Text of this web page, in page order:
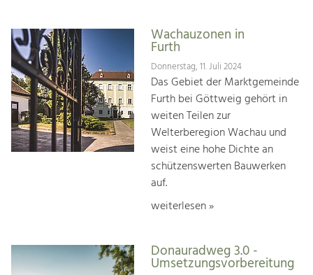
Wachauzonen in
Furth
Donnerstag, 11. Juli 2024
Das Gebiet der Marktgemeinde
Furth bei Göttweig gehört in
weiten Teilen zur
Welterberegion Wachau und
weist eine hohe Dichte an
schützenswerten Bauwerken
auf.
weiterlesen »
Donauradweg 3.0 -
Umsetzungsvorbereitung